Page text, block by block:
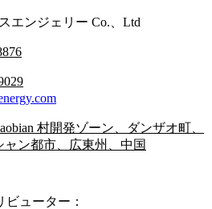
エンジェリー Co.、Ltd
村開発ゾーン、ダンザオ町、
ャン都市、広東州、中国
ューター：